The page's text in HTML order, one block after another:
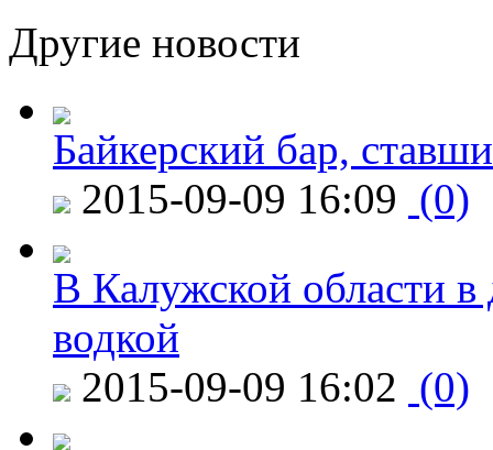
Другие новости
Байкерский бар,
2015-09-09 16:09 (0)
В Калужской области в
водкой
2015-09-09 16:02 (0)